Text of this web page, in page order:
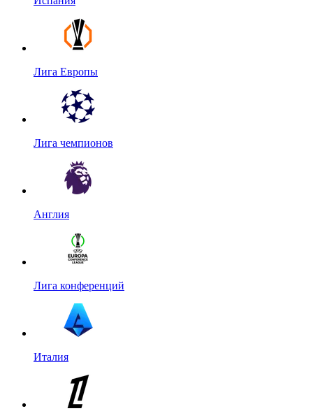
Лига Европы
Лига чемпионов
Англия
Лига конференций
Италия